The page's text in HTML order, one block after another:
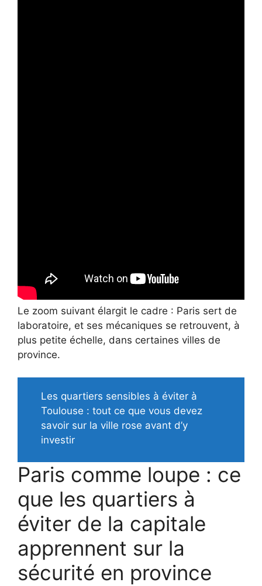
Le zoom suivant élargit le cadre : Paris sert de
laboratoire, et ses mécaniques se retrouvent, à
plus petite échelle, dans certaines villes de
province.
Les quartiers sensibles à éviter à
Toulouse : tout ce que vous devez
savoir sur la ville rose avant d’y
investir
Paris comme loupe : ce
que les quartiers à
éviter de la capitale
apprennent sur la
sécurité en province